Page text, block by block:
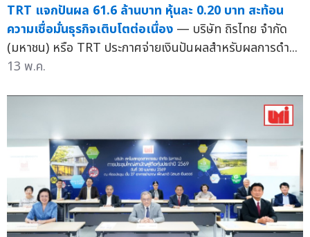
TRT แจกปันผล 61.6 ล้านบาท หุ้นละ 0.20 บาท สะท้อน
ความเชื่อมั่นธุรกิจเติบโตต่อเนื่อง — บริษัท ถิรไทย จำกัด
(มหาชน) หรือ TRT ประกาศจ่ายเงินปันผลสำหรับผลการดำ...
13 พ.ค.